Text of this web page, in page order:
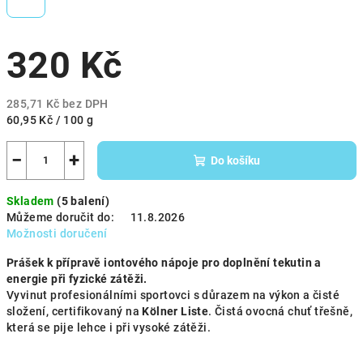
320 Kč
285,71 Kč bez DPH
Měrná
60,95 Kč / 100 g
+
− Do košíku
Skladem(5 balení)
Můžeme doručit do:
11.8.2026
Možnosti doručení
Prášek k přípravě iontového nápoje pro doplnění tekutin a
energie při fyzické zátěži.
Vyvinut profesionálními sportovci s důrazem na výkon a čisté
složení, certifikovaný naKölner Liste. Čistá ovocná chuť třešně,
která se pije lehce i při vysoké zátěži.
M
A